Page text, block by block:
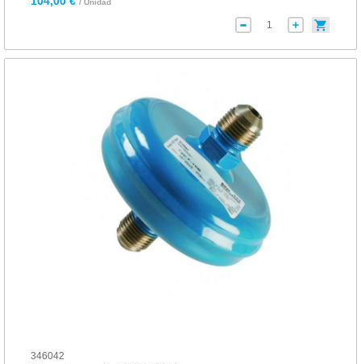
/ Unidad
346042